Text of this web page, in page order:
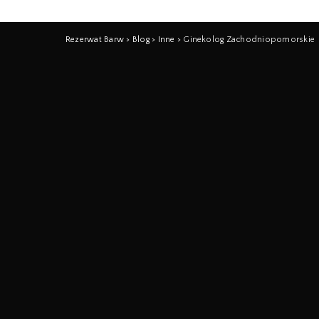
Rezerwat Barw > Blog> Inne > Ginekolog Zachodniopomorskie